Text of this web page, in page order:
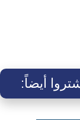
أيضاً: